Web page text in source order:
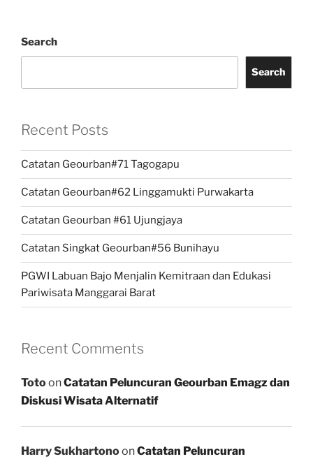
Search
Search
Recent Posts
Catatan Geourban#71 Tagogapu
Catatan Geourban#62 Linggamukti Purwakarta
Catatan Geourban #61 Ujungjaya
Catatan Singkat Geourban#56 Bunihayu
PGWI Labuan Bajo Menjalin Kemitraan dan Edukasi
Pariwisata Manggarai Barat
Recent Comments
TotoonCatatan Peluncuran Geourban Emagz dan
Diskusi Wisata Alternatif
Harry SukhartonoonCatatan Peluncuran